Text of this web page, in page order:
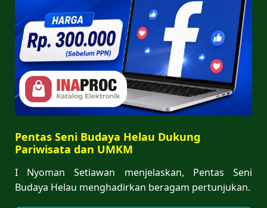
Pentas Seni Budaya Helau Dukung
Pariwisata dan UMKM
I Nyoman Setiawan menjelaskan, Pentas Seni
Budaya Helau menghadirkan beragam pertunjukan.